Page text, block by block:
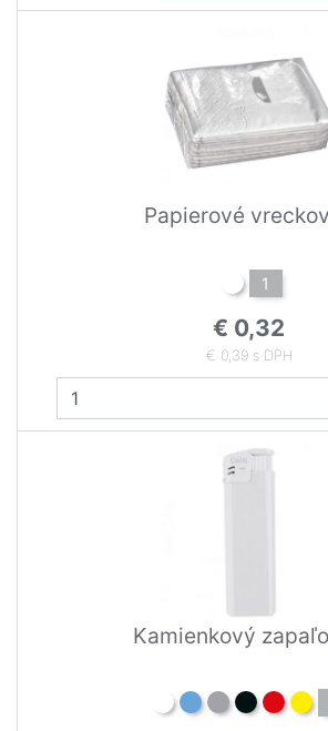
Papierové
1
€ 0,32
€ 0,39 s DPH
Kamienkový